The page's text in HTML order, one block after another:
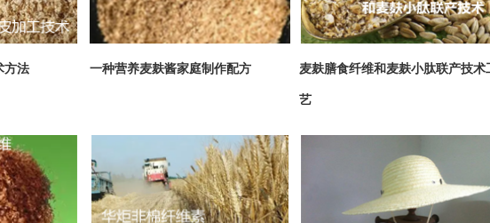
方法 一种营养麦麸酱家庭制作配方 麦麸膳食纤维和麦麸小肽联产技术
艺